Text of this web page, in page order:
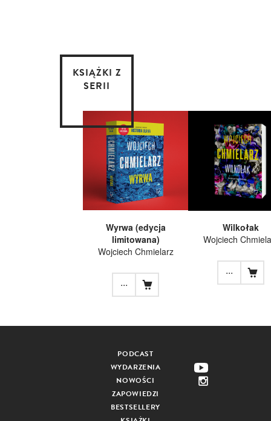
KSIĄŻKI Z
SERII
Wyrwa (edycja
limitowana)
Wojciech Chmielarz
...
Wilkołak
Wojciech
...
PODCAST
WYDARZENIA
NOWOŚCI
ZAPOWIEDZI
BESTSELLERY